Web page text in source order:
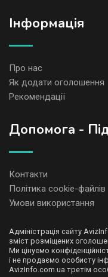
Iнформація
Про нас
Як додати оголошення
Рекомендації
Допомога -
Контакти
Політика cookie-файлів
Умови використання
Адміністрація сайту
зміст розміщених
Ми цінуємо
і не продаємо особисту
AvizInfo.com.ua третім